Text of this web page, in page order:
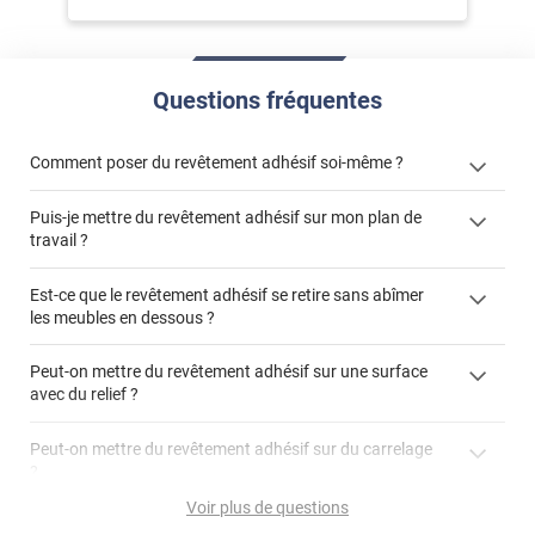
Questions fréquentes
Comment poser du revêtement adhésif soi-même ?
« Comment poser un revêtement adhésif ? »
Puis-je mettre du revêtement adhésif sur mon plan de
travail ?
revêtement adhésif sur un plan de travail de cuisine ?"
Est-ce que le revêtement adhésif se retire sans abîmer
les meubles en dessous ?
Utiliser une solution de dépose pour annuler l'action de la
Peut-on mettre du revêtement adhésif sur une surface
avec du relief ?
Peut-on mettre du revêtement adhésif sur du carrelage
Voir plus de questions